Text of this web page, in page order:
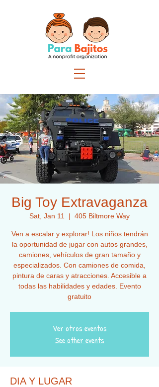
Big Toy Extravaganza
Sat, Jan 11
  |
405 Biltmore Way
Ven a escalar y explorar! Los niños tendrán
la oportunidad de jugar con autos grandes,
camiones, vehículos de gran tamaño y
especializados. Con camiones de comida,
pintura de caras y atracciones. Accesible a
todas las habilidades y edades. Evento
gratuito
Ver otros eventos
See other events
DIA Y LUGAR